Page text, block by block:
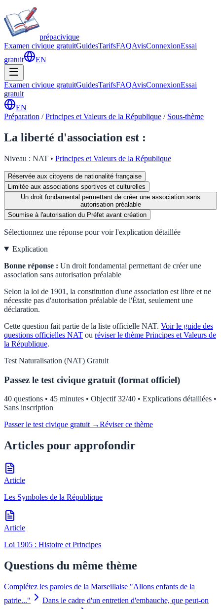
prépacivique
Examen civique gratuitGuidesTarifsFAQAvisConnexionEssai
gratuit
EN
Examen civique gratuitGuidesTarifsFAQAvisConnexionEssai
gratuit
EN
Préparation /Principes et Valeurs de la République / Sous-thème
La liberté d'association est :
Niveau : NAT • Principes et Valeurs de la République
Réservée aux citoyens de nationalité française
Limitée aux associations sportives et culturelles
Un droit fondamental permettant de créer une association sans
autorisation préalable
Soumise à l'autorisation du Préfet avant création
Sélectionnez une réponse pour voir l'explication détaillée
Explication
Bonne réponse : Un droit fondamental permettant de créer une
association sans autorisation préalable
Selon la loi de 1901, la constitution d'une association est libre et ne
nécessite pas d'autorisation préalable de l'État, seulement une
déclaration.
Cette question fait partie de la liste officielle NAT. Voir le guide des
questions officielles NAT ou réviser le thème Principes et Valeurs de
la République.
Test Naturalisation (NAT) Gratuit
Passez le test civique gratuit (format officiel)
40 questions • 45 minutes • Objectif 32/40 • Explications détaillées •
Sans inscription
Passer le test civique gratuit →Réviser ce thème
Articles pour approfondir
Article
Les Symboles de la République
Article
Loi 1905 : Histoire et Principes
Questions du même thème
Complétez les paroles de la Marseillaise "Allons enfants de la
patrie..."
Dans le cadre d'un entretien d'embauche, que peut-on